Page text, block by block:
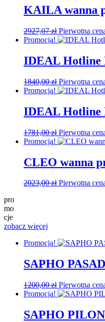
KAILA wanna
2927,07zł Pierwotna
Promocja!
IDEAL Hotline
1840,00zł Pierwotna
Promocja!
IDEAL Hotline
1781,00zł Pierwotna
Promocja!
CLEO wanna
2023,00zł Pierwotna
pro
mo
cje
zobacz więcej
Promocja!
SAPHO
1200,00zł Pierwotna
Promocja!
SAPHO